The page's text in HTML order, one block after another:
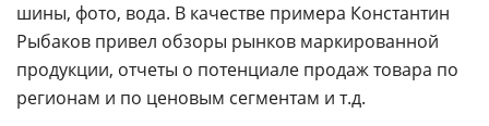
шины, фото, вода. В качестве примера Константин
Рыбаков привел обзоры рынков маркированной
продукции, отчеты о потенциале продаж товара по
регионам и по ценовым сегментам и т.д.